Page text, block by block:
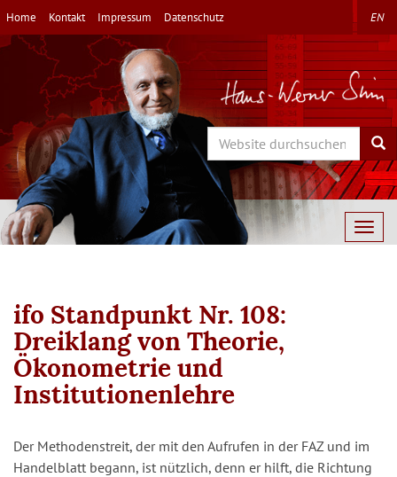
Direkt
zum
Inhalt
Home Kontakt Impressum Datenschutz EN
Search
ifo Standpunkt Nr. 108:
Dreiklang von Theorie,
Ökonometrie und
Institutionenlehre
Der Methodenstreit, der mit den Aufrufen in der FAZ und im
Handelblatt begann, ist nützlich, denn er hilft, die Richtung